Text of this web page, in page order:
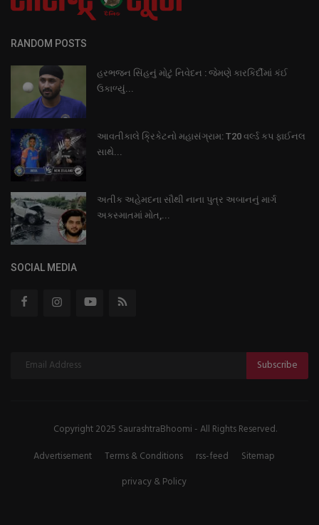
RANDOM POSTS
હરભજન સિંહનું મોટું નિવેદન : જેમણે કારકિર્દીમાં કંઈ
ઉકાળ્યું...
આવતીકાલે ક્રિકેટનો મહાસંગ્રામ: T20 વર્લ્ડ કપ ફાઈનલ
સાથે...
અતીક અહેમદના સૌથી નાના પુત્ર અબાનનું માર્ગ
અકસ્માતમાં મોત,...
SOCIAL MEDIA
Subscribe
Copyright 2025 SaurashtraBhoomi - All Rights Reserved.
Advertisement
Terms & Conditions rss-feed
Sitemap
privacy & Policy